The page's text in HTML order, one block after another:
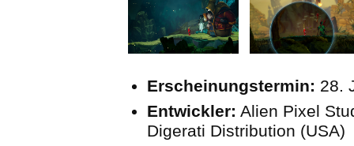
Erscheinungstermin: 28.
Entwickler: Alien Pixel
Digerati Distribution (USA)